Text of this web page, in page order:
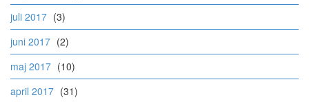
juli 2017 (3)
juni 2017 (2)
maj 2017 (10)
april 2017 (31)